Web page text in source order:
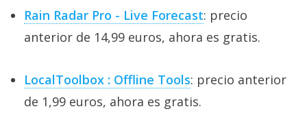
Rain Radar Pro - Live Forecast: precio
anterior de 14,99 euros, ahora es gratis.
LocalToolbox : Offline Tools: precio anterior
de 1,99 euros, ahora es gratis.